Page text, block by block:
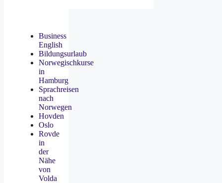
Business
English
Bildungsurlaub
Norwegischkurse
in
Hamburg
Sprachreisen
nach
Norwegen
Hovden
Oslo
Rovde
in
der
Nähe
von
Volda